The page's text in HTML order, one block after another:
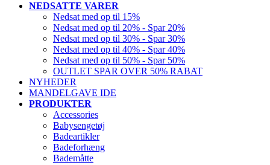
NEDSATTE VARER
Nedsat med op til 15%
Nedsat med op til 20% - Spar 20%
Nedsat med op til 30% - Spar 30%
Nedsat med op til 40% - Spar 40%
Nedsat med op til 50% - Spar 50%
OUTLET SPAR OVER 50% RABAT
NYHEDER
MANDELGAVE IDE
PRODUKTER
Accessories
Babysengetøj
Badeartikler
Badeforhæng
Bademåtte